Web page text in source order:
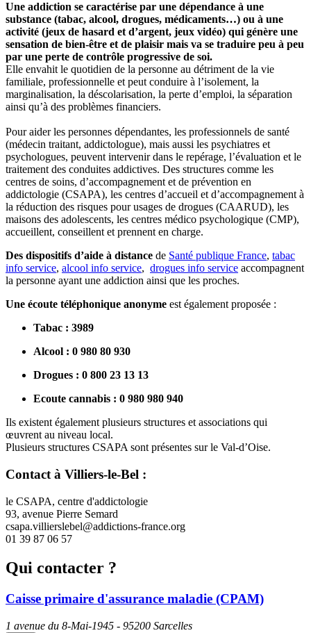
Une addiction se caractérise par une dépendance à une
substance (tabac, alcool, drogues, médicaments…) ou à une
activité (jeux de hasard et d’argent, jeux vidéo) qui génère une
sensation de bien-être et de plaisir mais va se traduire peu à peu
par une perte de contrôle progressive de soi.
Elle envahit le quotidien de la personne au détriment de la vie
familiale, professionnelle et peut conduire à l’isolement, la
marginalisation, la déscolarisation, la perte d’emploi, la séparation
ainsi qu’à des problèmes financiers.
Pour aider les personnes dépendantes, les professionnels de santé
(médecin traitant, addictologue), mais aussi les psychiatres et
psychologues, peuvent intervenir dans le repérage, l’évaluation et le
traitement des conduites addictives. Des structures comme les
centres de soins, d’accompagnement et de prévention en
addictologie (CSAPA), les centres d’accueil et d’accompagnement à
la réduction des risques pour usages de drogues (CAARUD), les
maisons des adolescents, les centres médico psychologique (CMP),
accueillent, conseillent et prennent en charge.
Des dispositifs d’aide à distance de Santé publique France, tabac
info service, alcool info service, drogues info service accompagnent
la personne ayant une addiction ainsi que les proches.
Une écoute téléphonique anonyme est également proposée :
Tabac : 3989
Alcool : 0 980 80 930
Drogues : 0 800 23 13 13
Ecoute cannabis : 0 980 980 940
Ils existent également plusieurs structures et associations qui
œuvrent au niveau local.
Plusieurs structures CSAPA sont présentes sur le Val-d’Oise.
Contact à Villiers-le-Bel :
le CSAPA, centre d'addictologie
93, avenue Pierre Semard
csapa.villierslebel@addictions-france.org
01 39 87 06 57
Qui contacter ?
Caisse primaire d'assurance maladie (CPAM)
1 avenue du 8-Mai-1945 - 95200 Sarcelles